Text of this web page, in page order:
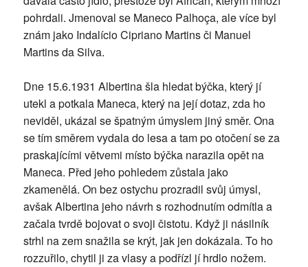
pohrdali. Jmenoval se Maneco Palhoça, ale více byl
znám jako Indalício Cipriano Martins či Manuel
Martins da Silva.
Dne 15.6.1931 Albertina šla hledat býčka, který jí
utekl a potkala Maneca, který na její dotaz, zda ho
neviděl, ukázal se špatným úmyslem jiný směr. Ona
se tím směrem vydala do lesa a tam po otočení se za
praskajícími větvemi místo býčka narazila opět na
Maneca. Před jeho pohledem zůstala jako
zkamenělá. On bez ostychu prozradil svůj úmysl,
avšak Albertina jeho návrh s rozhodnutím odmítla a
začala tvrdě bojovat o svoji čistotu. Když ji násilník
strhl na zem snažila se krýt, jak jen dokázala. To ho
rozzuřilo, chytil ji za vlasy a podřízl jí hrdlo nožem.